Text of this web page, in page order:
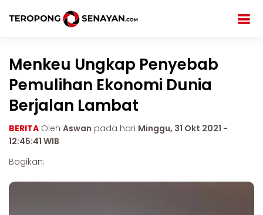
Menkeu Ungkap Penyebab
Pemulihan Ekonomi Dunia
Berjalan Lambat
BERITA Oleh Aswan pada hari Minggu, 31 Okt 2021 -
12:45:41 WIB
Bagikan: